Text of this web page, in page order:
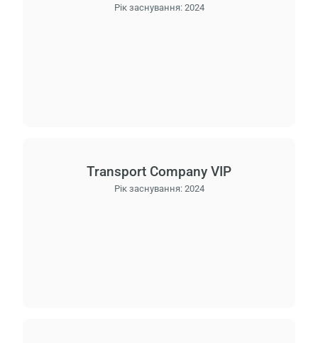
Рік заснування: 2024
Transport Company VIP
Рік заснування: 2024